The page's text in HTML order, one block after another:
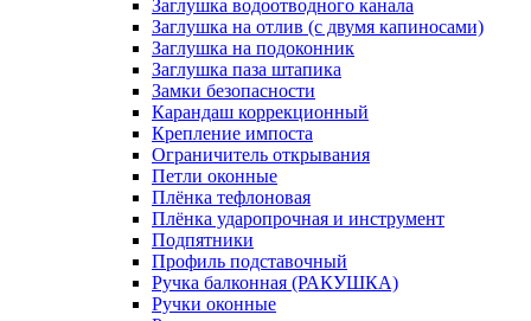
Заглушка водоотводного канала
Заглушка на отлив (с двумя капиносами)
Заглушка на подоконник
Заглушка паза штапика
Замки безопасности
Карандаш коррекционный
Крепление импоста
Ограничитель открывания
Петли оконные
Плёнка тефлоновая
Плёнка ударопрочная и инструмент
Подпятники
Профиль подставочный
Ручка балконная (РАКУШКА)
Ручки оконные